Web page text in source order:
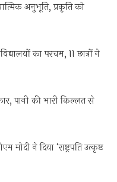
अनुभूति, प्रकृति को
का परचम, 11 छात्रों ने
पानी की भारी किल्लत से
ने दिया ‘राष्ट्रपति उत्कृष्ट